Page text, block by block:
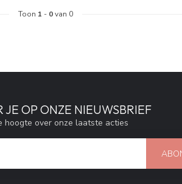
Toon 1 - 0van 0
JE OP ONZE NIEUWSBRIEF
hoogte over onze laatste acties